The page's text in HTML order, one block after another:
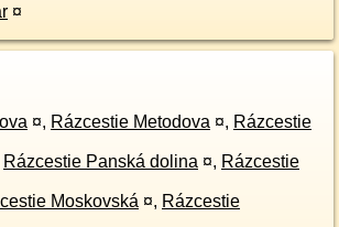
¤
¤, Rázcestie Metodova ¤, Rázcestie
Rázcestie Panská dolina ¤, Rázcestie
Moskovská ¤, Rázcestie